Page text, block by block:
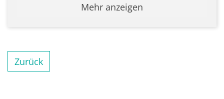
Mehr anzeigen
Zurück